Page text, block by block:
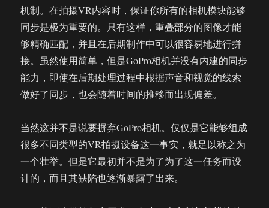
机制。在拍摄VR内容时，保证你所有的相机模块能够
同步是极为重要的。只有这样，重叠部分的图像才能
够精确匹配，并且在后期制作中可以很容易地进行拼
接。虽然使用简单，但是GoPro相机并没有内建的同步
能力，即使在后期处理过程中根据声音和视觉的线索
做好了同步，也会随着时间的推移而出现偏差。
当然这并不是说要摒弃GoPro相机。仅仅是它能够组成
很多不同类型的VR拍摄设备这一事实，就足以称之为
一个壮举。但是它最初并不是为了为了这一任务而设
计的，而且其缺陷也逐渐暴露了出来。